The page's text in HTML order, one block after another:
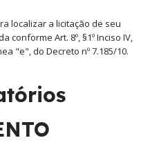
localizar a licitação de seu
Art. 8º, §1º Inciso IV,
"e", do Decreto nº 7.185/10.